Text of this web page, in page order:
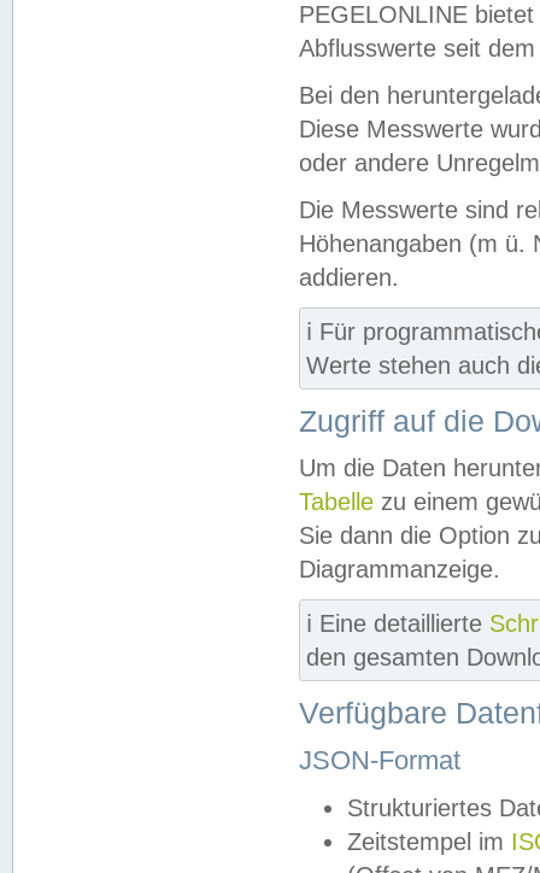
PEGELONLINE
Abflusswerte seit
Bei den
Diese Messwerte
oder andere
Die Messwerte sind
Höhenangaben (m ü.
addieren.
ℹ️ Für
Werte stehen auch
Zugriff auf die
Um die Daten
Tabelle zu einem
Sie dann die Option
Diagrammanzeige.
ℹ️ Eine detaillierte
den gesamten
Verfügbare
JSON-Format
Strukturiertes
Zeitstempel im